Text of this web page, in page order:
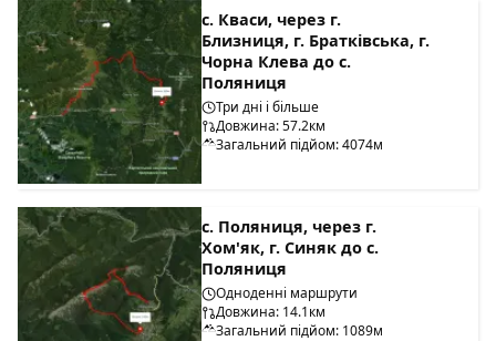
с. Кваси, через г.
Близниця, г. Братківська, г.
Чорна Клева до с.
Поляниця
Три дні і більше
Довжина: 57.2км
Загальний підйом: 4074м
с. Поляниця, через г.
Хом'як, г. Синяк до с.
Поляниця
Одноденні маршрути
Довжина: 14.1км
Загальний підйом: 1089м